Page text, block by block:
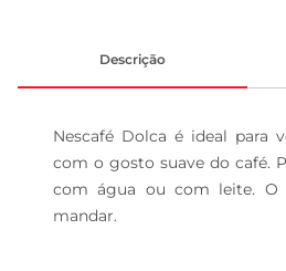
Descrição
Nescafé Dolca é ideal para
com o gosto suave do café.
com água ou com leite. O
mandar.